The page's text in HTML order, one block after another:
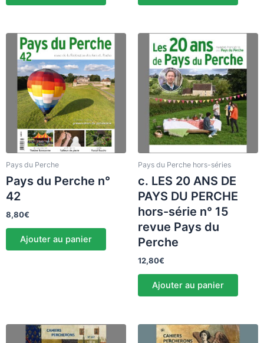
Pays du Perche
Pays du Perche n°
42
8,80€
Ajouter au panier
Pays du Perche hors-séries
c. LES 20 ANS DE
PAYS DU PERCHE
hors-série n° 15
revue Pays du
Perche
12,80€
Ajouter au panier